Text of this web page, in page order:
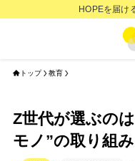
HOPEを届け
トップ 教育
Z世代が選ぶの
モノ”の取り組み